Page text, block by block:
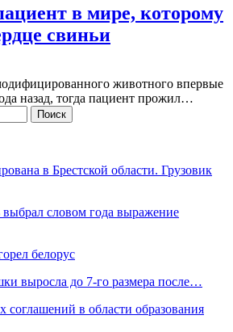
в мире, которому
свиньи
животного впервые
назад, тогда пациент прожил…
в Брестской области. Грузовик
словом года выражение
белорус
выросла до 7-го размера после…
соглашений в области образования